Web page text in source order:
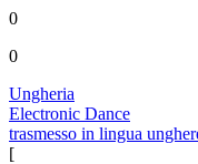
0
0
Ungheria
Electronic Dance
trasmesso in lingua
[